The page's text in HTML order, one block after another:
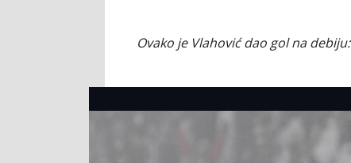
Ovako je Vlahović dao gol na debiju: